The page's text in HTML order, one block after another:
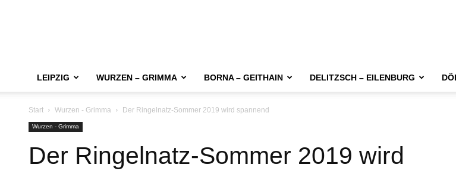
LEIPZIG WURZEN – GRIMMA BORNA – GEITHAIN DELITZSCH – EILENBURG
Start Wurzen - Grimma Der Ringelnatz-Sommer 2019 wird spannend
Wurzen - Grimma
Der Ringelnatz-Sommer 2019 wird